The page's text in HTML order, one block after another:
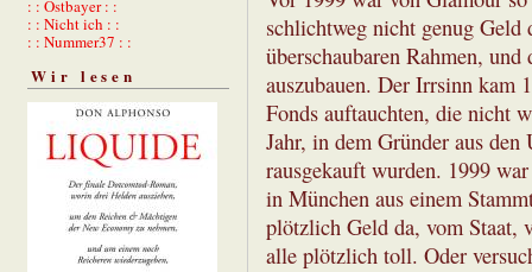
: : Ostbayer : :
: : Nicht ich : :
: : Nummer37 : :
Wir lesen
schlichtweg nicht genug Geld
überschaubaren Rahmen,
auszubauen. Der Irrsinn kam
Fonds auftauchten, die nicht
Jahr, in dem Gründer aus den
rausgekauft wurden. 1999
in München aus einem
plötzlich Geld da, vom Staat,
alle plötzlich toll. Oder